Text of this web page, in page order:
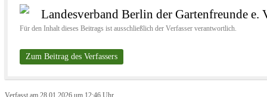
Landesverband Berlin der Gartenfreunde e.
Für den Inhalt dieses Beitrags ist ausschließlich der Verfasser verantwortlich.
Zum Beitrag des Verfassers
Verfasst am 28.01.2026 um 12:46 Uhr